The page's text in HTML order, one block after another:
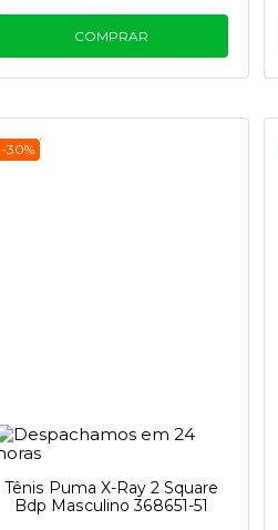
COMPRAR
-30%
Tênis Puma X-Ray 2 Square
Bdp Masculino 368651-51